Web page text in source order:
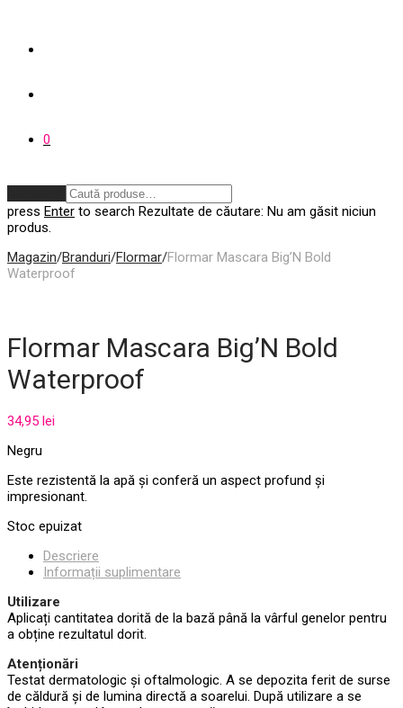
0
press Enter to search Rezultate de căutare: Nu am găsit niciun
produs.
Magazin/Branduri/Flormar/Flormar Mascara Big’N Bold
Waterproof
Flormar Mascara Big’N Bold
Waterproof
34,95 lei
Negru
Este rezistentă la apă și conferă un aspect profund și
impresionant.
Stoc epuizat
Descriere
Informații suplimentare
Utilizare
Aplicați cantitatea dorită de la bază până la vârful genelor pentru
a obține rezultatul dorit.
Atenționări
Testat dermatologic și oftalmologic. A se depozita ferit de surse
de căldură și de lumina directă a soarelui. După utilizare a se